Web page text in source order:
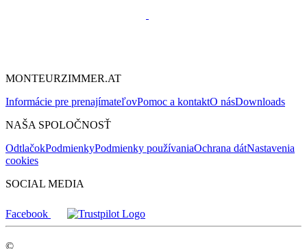
MONTEURZIMMER.AT
Informácie pre prenajímateľovPomoc a kontaktO násDownloads
NAŠA SPOLOČNOSŤ
OdtlačokPodmienkyPodmienky používaniaOchrana dátNastavenia
cookies
SOCIAL MEDIA
Facebook
©